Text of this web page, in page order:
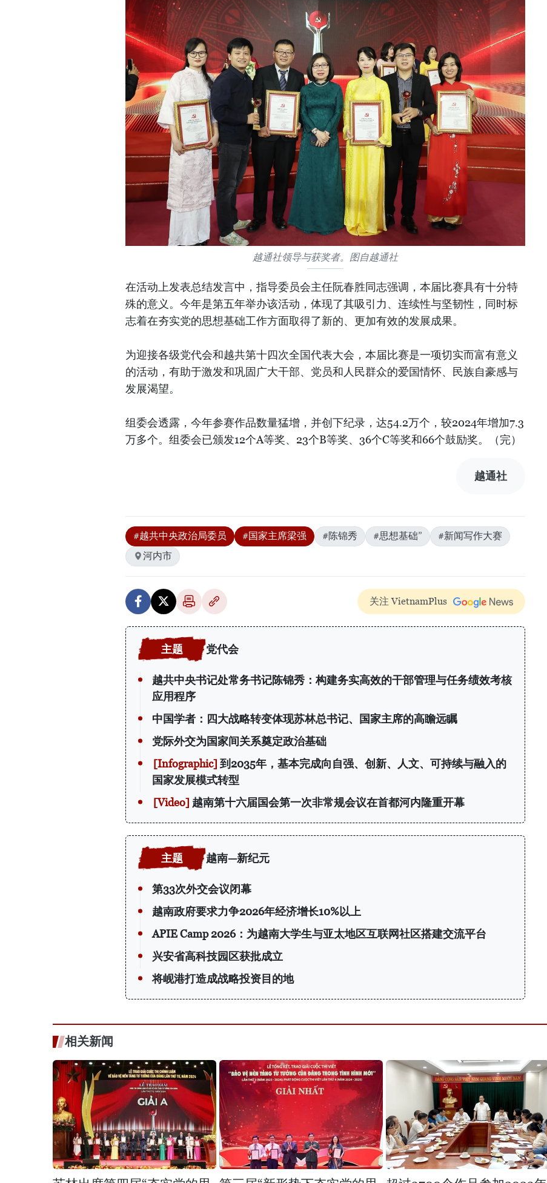
越通社领导与获奖者。图自越通社
在活动上发表总结发言中，指导委员会主任阮春胜同志强调，本届比赛具有十分特
殊的意义。今年是第五年举办该活动，体现了其吸引力、连续性与坚韧性，同时标
志着在夯实党的思想基础工作方面取得了新的、更加有效的发展成果。
为迎接各级党代会和越共第十四次全国代表大会，本届比赛是一项切实而富有意义
的活动，有助于激发和巩固广大干部、党员和人民群众的爱国情怀、民族自豪感与
发展渴望。
组委会透露，今年参赛作品数量猛增，并创下纪录，达54.2万个，较2024年增加7.3
万多个。组委会已颁发12个A等奖、23个B等奖、36个C等奖和66个鼓励奖。（完）
越通社
#越共中央政治局委员 #国家主席梁强 #陈锦秀 #思想基础”
#新闻写作大赛
河内市
关注 VietnamPlus
党代会
越共中央书记处常务书记陈锦秀：构建务实高效的干部管理与任务绩效考核
应用程序
中国学者：四大战略转变体现苏林总书记、国家主席的高瞻远瞩
党际外交为国家间关系奠定政治基础
到2035年，基本完成向自强、创新、人文、可持续与融入的
国家发展模式转型
越南第十六届国会第一次非常规会议在首都河内隆重开幕
越南—新纪元
第33次外交会议闭幕
越南政府要求力争2026年经济增长10%以上
APIE Camp 2026：为越南大学生与亚太地区互联网社区搭建交流平台
兴安省高科技园区获批成立
将岘港打造成战略投资目的地
相关新闻